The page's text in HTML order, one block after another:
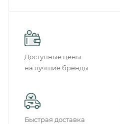
Доступные цены
на лучшие бренды
Быстрая доставка